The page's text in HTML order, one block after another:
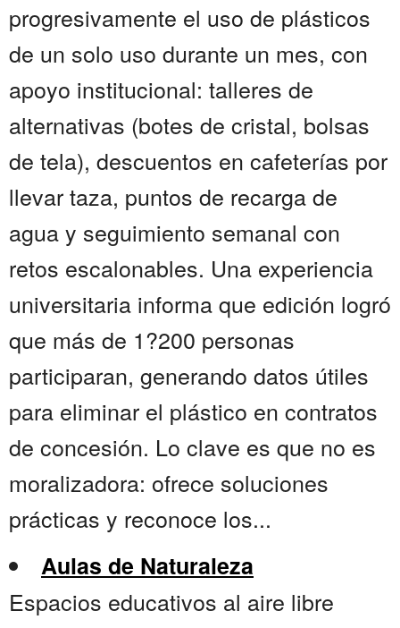
progresivamente el uso de plásticos
de un solo uso durante un mes, con
apoyo institucional: talleres de
alternativas (botes de cristal, bolsas
de tela), descuentos en cafeterías por
llevar taza, puntos de recarga de
agua y seguimiento semanal con
retos escalonables. Una experiencia
universitaria informa que edición logró
que más de 1?200 personas
participaran, generando datos útiles
para eliminar el plástico en contratos
de concesión. Lo clave es que no es
moralizadora: ofrece soluciones
prácticas y reconoce los...
Aulas de Naturaleza
Espacios educativos al aire libre